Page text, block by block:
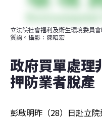
立法院社會福利及衛生環境委員
質詢。攝影：陳昭宏
政府買單處理
押防業者脫產
彭啟明昨（28）日赴立